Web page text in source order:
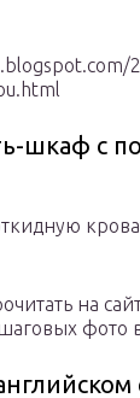
шкаф с
на
фото